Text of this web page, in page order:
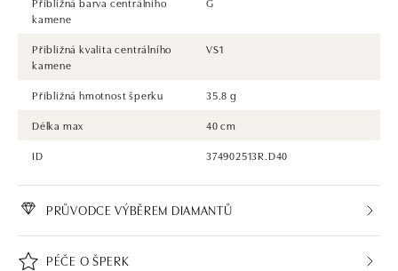
kamene
Přibližná kvalita centrálního
kamene
VS1
Přibližná hmotnost šperku
35.8 g
Délka max
40 cm
ID
374902513R.D40
PRŮVODCE VÝBĚREM DIAMANTŮ
PÉČE O ŠPERK